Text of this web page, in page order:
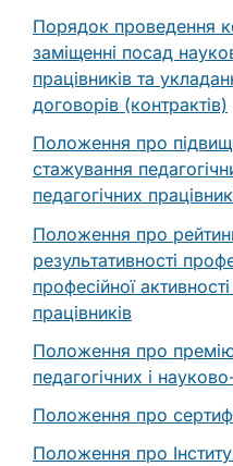
Порядок проведення
заміщенні посад
працівників та
договорів (контрактів)
Положення про
стажування
педагогічних
Положення про
результативності
професійної
працівників
Положення про
педагогічних і
Положення про
Положення про